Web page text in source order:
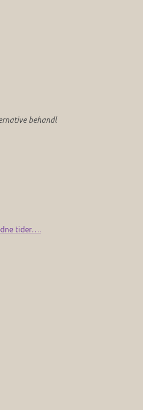
behandl
tider….